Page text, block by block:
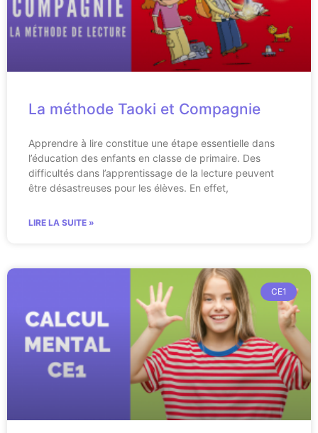
La méthode Taoki et Compagnie
Apprendre à lire constitue une étape essentielle dans
l’éducation des enfants en classe de primaire. Des
difficultés dans l’apprentissage de la lecture peuvent
être désastreuses pour les élèves. En effet,
LIRE LA SUITE »
CE1